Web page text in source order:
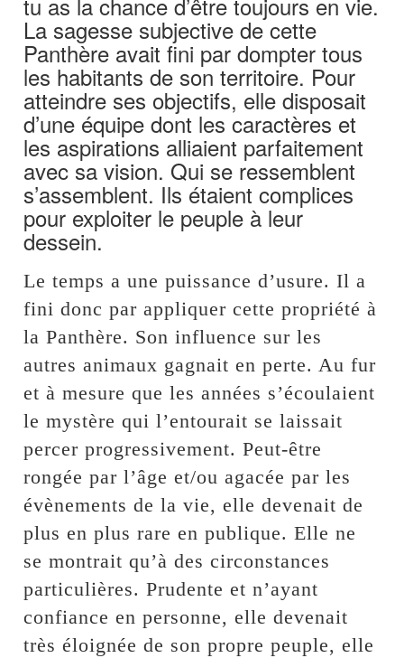
La sagesse subjective de cette
Panthère avait fini par dompter tous
les habitants de son territoire. Pour
atteindre ses objectifs, elle disposait
d’une équipe dont les caractères et
les aspirations alliaient parfaitement
avec sa vision. Qui se ressemblent
s’assemblent. Ils étaient complices
pour exploiter le peuple à leur
dessein.
Le temps a une puissance d’usure. Il a
fini donc par appliquer cette propriété à
la Panthère. Son influence sur les
autres animaux gagnait en perte. Au fur
et à mesure que les années s’écoulaient
le mystère qui l’entourait se laissait
percer progressivement. Peut-être
rongée par l’âge et/ou agacée par les
évènements de la vie, elle devenait de
plus en plus rare en publique. Elle ne
se montrait qu’à des circonstances
particulières. Prudente et n’ayant
confiance en personne, elle devenait
très éloignée de son propre peuple, elle